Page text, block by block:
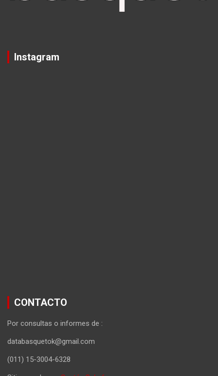
Instagram
CONTACTO
Por consultas o informes de :
databasquetok@gmail.com
(011) 15-3004-6328